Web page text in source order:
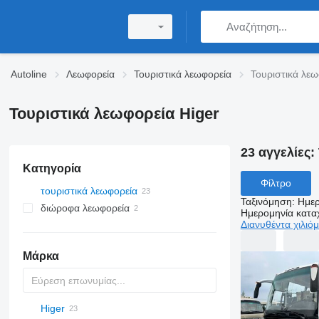
Autoline Λεωφορεία Τουριστικά λεωφορεία Τουριστικά
Τουριστικά λεωφορεία Higer
Κατηγορία
τουριστικά λεωφορεία
διώροφα λεωφορεία
Μάρκα
Probus
Maestro
Aura
Futura
SB
Ducato
BJ
Higer
23 αγγελίες:
Φίλτρο
Ταξινόμηση:
Ημερομηνία
Διανυθέντα